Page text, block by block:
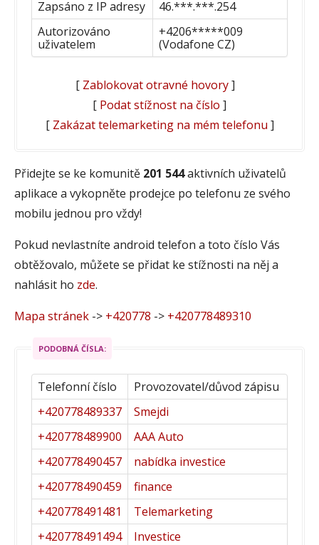
Zapsáno z IP adresy
46.***.***.254
Autorizováno
uživatelem
+4206*****009
(Vodafone CZ)
[ Zablokovat otravné hovory]
[ Podat stížnost na číslo ]
[ Zakázat telemarketing na mém telefonu ]
Přidejte se ke komunitě 201 544aktivních uživatelů
aplikace a vykopněte prodejce po telefonu ze svého
mobilu jednou pro vždy!
Pokud nevlastníte android telefon a toto číslo Vás
obtěžovalo, můžete se přidat ke stížnosti na něj a
nahlásit ho zde.
Mapa stránek -> +420778 -> +420778489310
PODOBNÁ ČÍSLA:
Telefonní číslo
Provozovatel/důvod zápisu
+420778489337
Smejdi
+420778489900
AAA Auto
+420778490457
nabídka investice
+420778490459
finance
+420778491481
Telemarketing
+420778491494
Investice